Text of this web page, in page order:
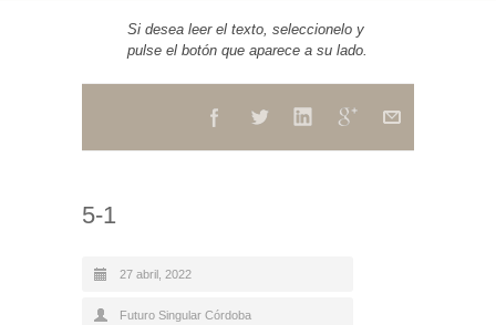
Si desea leer el texto, seleccionelo y
pulse el botón que aparece a su lado.
5-1
27 abril, 2022
Futuro Singular Córdoba